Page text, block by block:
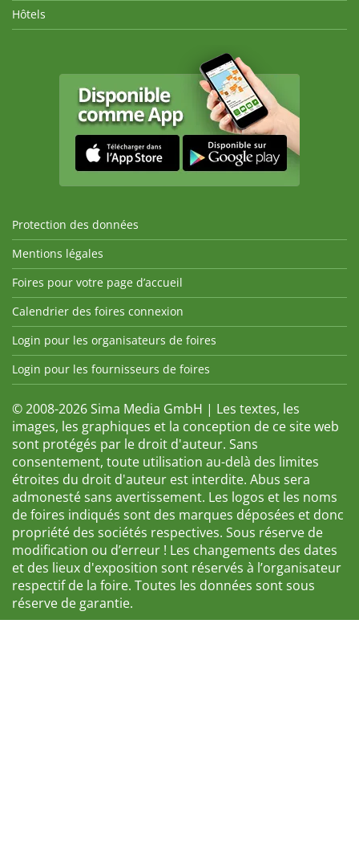
Hôtels
Protection des données
Mentions légales
Foires pour votre page d’accueil
Calendrier des foires connexion
Login pour les organisateurs de foires
Login pour les fournisseurs de foires
© 2008-2026 Sima Media GmbH | Les textes, les
images, les graphiques et la conception de ce site web
sont protégés par le droit d'auteur. Sans
consentement, toute utilisation au-delà des limites
étroites du droit d'auteur est interdite. Abus sera
admonesté sans avertissement. Les logos et les noms
de foires indiqués sont des marques déposées et donc
propriété des sociétés respectives. Sous réserve de
modification ou d’erreur ! Les changements des dates
et des lieux d'exposition sont réservés à l’organisateur
respectif de la foire. Toutes les données sont sous
réserve de garantie.